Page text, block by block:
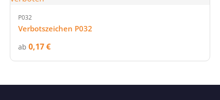
P032
Verbotszeichen P032
ab 0,17 €